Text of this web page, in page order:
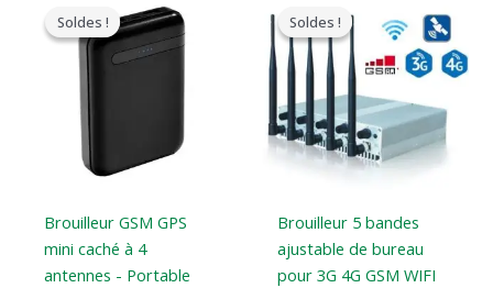
Soldes !
Soldes !
Brouilleur GSM GPS
mini caché à 4
antennes - Portable
prix
original
était
prix
actuel
est
Soldes !
Soldes !
Brouilleur 5 bandes
ajustable de bureau
pour 3G 4G GSM WIFI
prix
$316.89
$385.48